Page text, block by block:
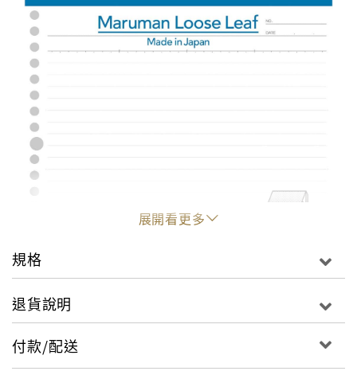
展開看更多
規格
退貨說明
付款/配送